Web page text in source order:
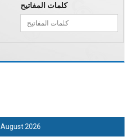
كلمات المفاتيح
August 2026